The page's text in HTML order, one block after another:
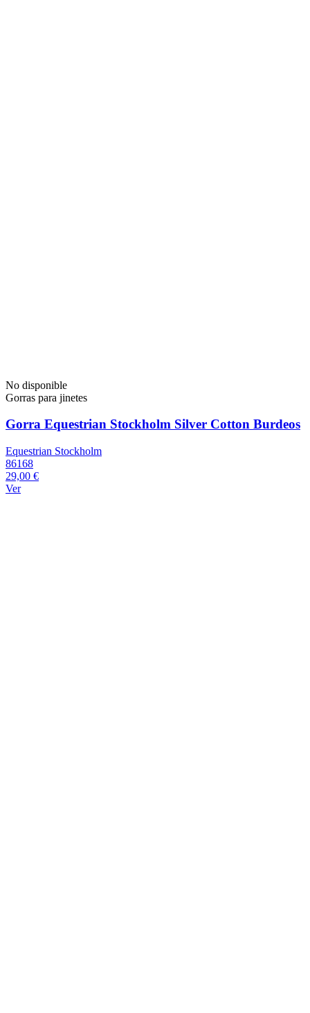
No disponible
Gorras para jinetes
Gorra Equestrian Stockholm Silver Cotton Burdeos
Equestrian Stockholm
86168
29,00 €
Ver